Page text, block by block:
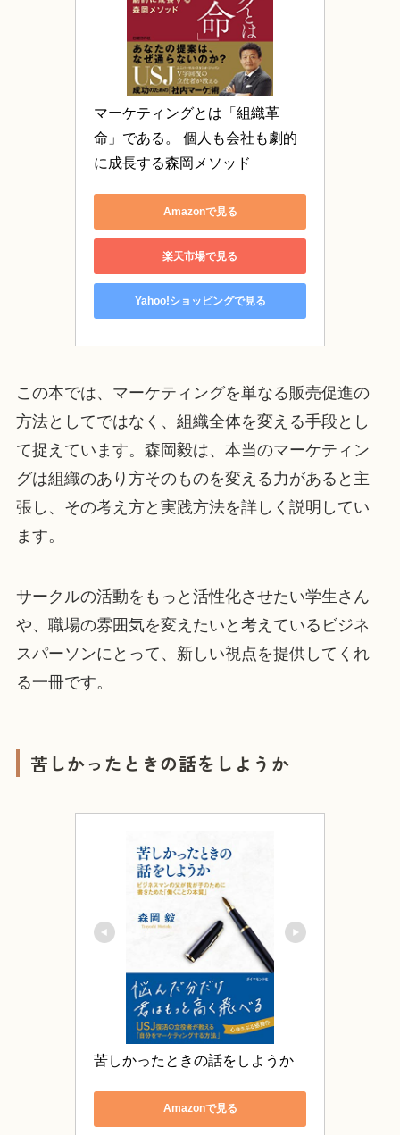
マーケティングとは「組織革
命」である。 個人も会社も劇的
に成長する森岡メソッド
Amazonで見る
楽天市場で見る
Yahoo!ショッピングで見る
この本では、マーケティングを単なる販売促進の
方法としてではなく、組織全体を変える手段とし
て捉えています。森岡毅は、本当のマーケティン
グは組織のあり方そのものを変える力があると主
張し、その考え方と実践方法を詳しく説明してい
ます。
サークルの活動をもっと活性化させたい学生さん
や、職場の雰囲気を変えたいと考えているビジネ
スパーソンにとって、新しい視点を提供してくれ
る一冊です。
苦しかったときの話をしようか
苦しかったときの話をしようか
Amazonで見る